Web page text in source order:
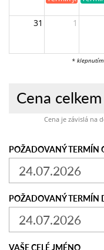
31 1
*
Cena celkem
Cena je závislá na
POŽADOVANÝ TERMÍN
POŽADOVANÝ TERMÍN
VAŠE CELÉ JMÉNO